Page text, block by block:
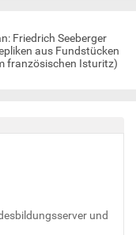
Friedrich Seeberger
aus Fundstücken
französischen Isturitz)
und